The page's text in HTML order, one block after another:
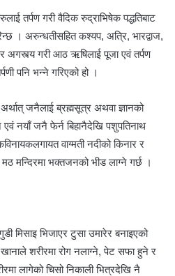
तर्पण गरी वैदिक रुद्राभिषेक पद्धतिबाट
। अरुन्धतीसहित कश्यप, अत्रि, भारद्वाज,
र अगस्त्य गरी आठ ऋषिलाई पूजा एवं तर्पण
पनि भन्ने गरिएको हो ।
जनैलाई ब्रह्मसूत्र अथवा ज्ञानको
एवं नयाँ जनै फेर्न बिहानैदेखि पशुपतिनाथ
वाग्मती नदीको किनार र
मन्दिरमा भक्तजनको भीड लाग्ने गर्छ ।
मिसाइ भिजाएर टुसा उमारेर बनाइएको
शरीरमा रोग नलाग्ने, पेट सफा हुने र
लागेको चिसो निकाली भित्रदेखि नै